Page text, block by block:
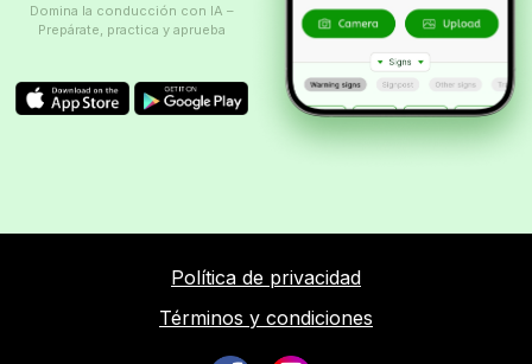
Domina la conducción con IA –
Prepárate, practica y aprueba
Política de privacidad
Términos y condiciones